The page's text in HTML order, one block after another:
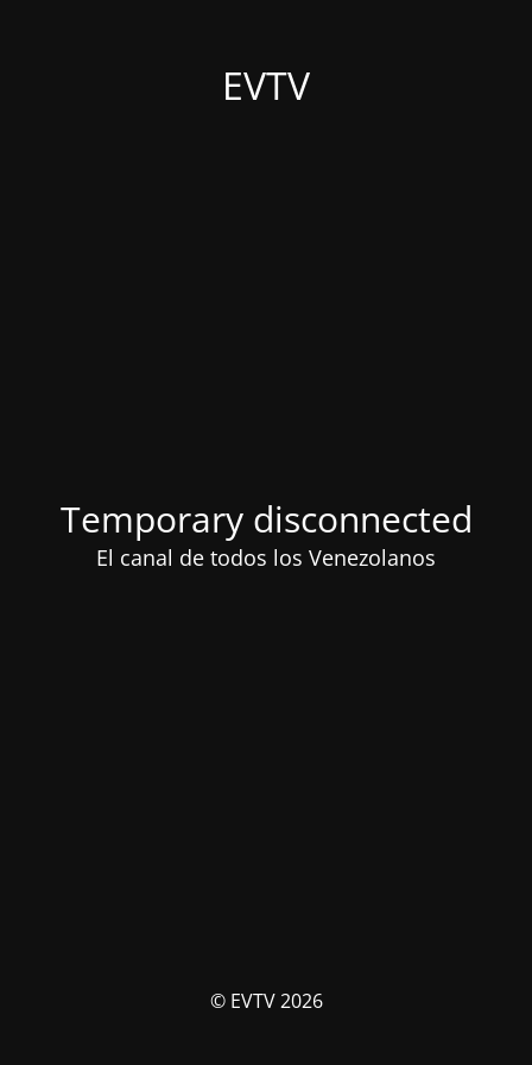
EVTV
Temporary disconnected
El canal de todos los Venezolanos
© EVTV 2026